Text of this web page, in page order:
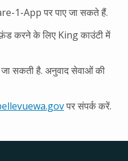
1-App पर पाए जा सकते हैं.
करने के लिए King काउंटी में
सकती है. अनुवाद सेवाओं की
पर संपर्क करें.